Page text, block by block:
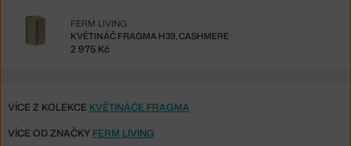
KVĚTINÁČ FRAGMA H39, CASHMERE
FERM LIVING
2 975 Kč
VÍCE Z KOLEKCE KVĚTINÁČE FRAGMA
VÍCE OD ZNAČKY FERM LIVING